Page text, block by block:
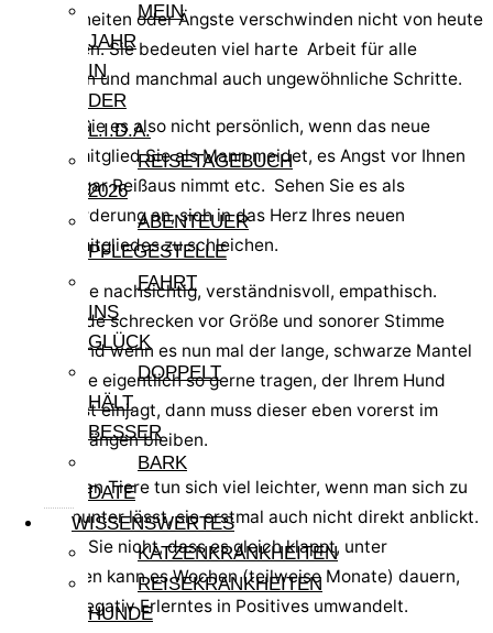
MEIN
JAHR
IN
DER
L.I.D.A.
REISETAGEBUCH
2026
ABENTEUER
PFLEGESTELLE
FAHRT
INS
GLÜCK
DOPPELT
HÄLT
BESSER
BARK
DATE
WISSENSWERTES
KATZENKRANKHEITEN
REISEKRANKHEITEN
HUNDE
Unsicherheiten oder Ängste verschwinden nicht von heute
auf morgen. Sie bedeuten viel harte Arbeit für alle
Beteiligten und manchmal auch ungewöhnliche Schritte.
Nehmen Sie es also nicht persönlich, wenn das neue
Familienmitglied Sie als Mann meidet, es Angst vor Ihnen
hat oder gar Reißaus nimmt etc. Sehen Sie es als
Herausforderung an, sich in das Herz Ihres neuen
Familienmitgliedes zu schleichen.
Bleiben Sie nachsichtig, verständnisvoll, empathisch.
Viele Hunde schrecken vor Größe und sonorer Stimme
zurück. Und wenn es nun mal der lange, schwarze Mantel
ist, den Sie eigentlich so gerne tragen, der Ihrem Hund
aber Angst einjagt, dann muss dieser eben vorerst im
Schrank hängen bleiben.
Die meisten Tiere tun sich viel leichter, wenn man sich zu
ihnen hinunter lässt, sie erstmal auch nicht direkt anblickt.
Erwarten Sie nicht, dass es gleich klappt, unter
Umständen kann es Wochen (teilweise Monate) dauern,
bis sich negativ Erlerntes in Positives umwandelt.